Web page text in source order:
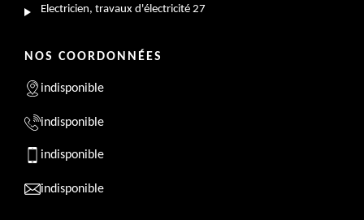
Electricien, travaux d'électricité 27
NOS COORDONNÉES
indisponible
indisponible
indisponible
indisponible